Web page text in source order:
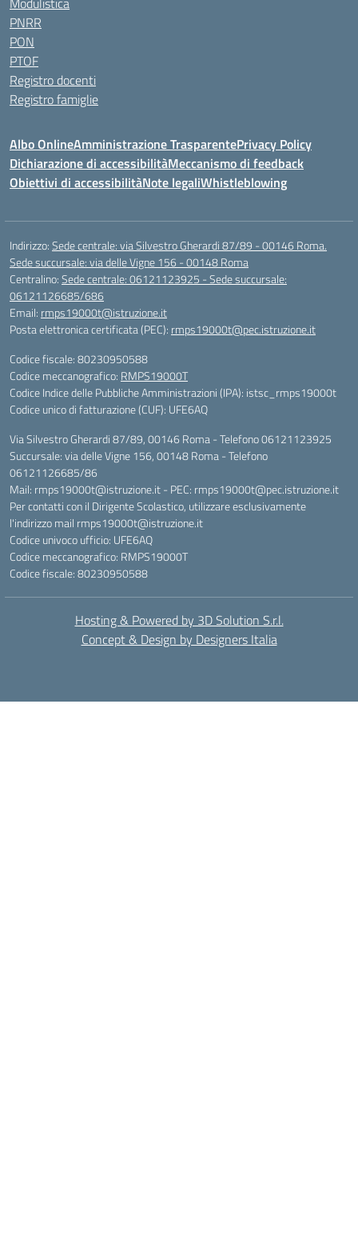
PNRR
PON
PTOF
Registro docenti
Registro famiglie
Albo OnlineAmministrazione TrasparentePrivacy Policy
Dichiarazione di accessibilitàMeccanismo di feedback
Obiettivi di accessibilitàNote legaliWhistleblowing
Indirizzo:Sede centrale: via Silvestro Gherardi 87/89 - 00146 Roma.
Sede succursale: via delle Vigne 156 - 00148 Roma
Centralino:Sede centrale: 06121123925 - Sede succursale:
06121126685/686
Email: rmps19000t@istruzione.it
Posta elettronica certificata (PEC): rmps19000t@pec.istruzione.it
Codice fiscale: 80230950588
Codice meccanografico: RMPS19000T
Codice Indice delle Pubbliche Amministrazioni (IPA): istsc_rmps19000t
Codice unico di fatturazione (CUF): UFE6AQ
Via Silvestro Gherardi 87/89, 00146 Roma - Telefono 06121123925
Succursale: via delle Vigne 156, 00148 Roma - Telefono
06121126685/86
Mail: rmps19000t@istruzione.it - PEC: rmps19000t@pec.istruzione.it
Per contatti con il Dirigente Scolastico, utilizzare esclusivamente
l'indirizzo mail rmps19000t@istruzione.it
Codice univoco ufficio: UFE6AQ
Codice meccanografico: RMPS19000T
Codice fiscale: 80230950588
Hosting & Powered by 3D Solution S.r.l.
Concept & Design by Designers Italia